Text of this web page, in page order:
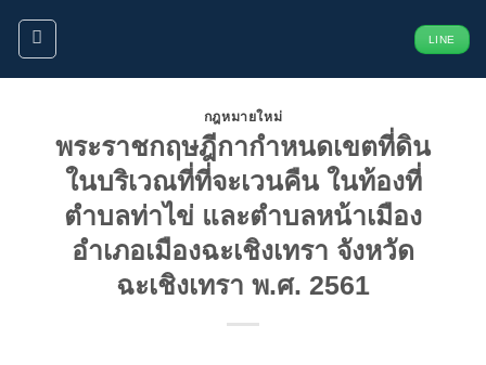
ข้าม
ยัง
LINE
กฎหมายใหม่
พระราชกฤษฎีกากำหนดเขตที่ดิน
ในบริเวณที่ที่จะเวนคืน ในท้องที่
ตำบลท่าไข่ และตำบลหน้าเมือง
อำเภอเมืองฉะเชิงเทรา จังหวัด
ฉะเชิงเทรา พ.ศ. 2561